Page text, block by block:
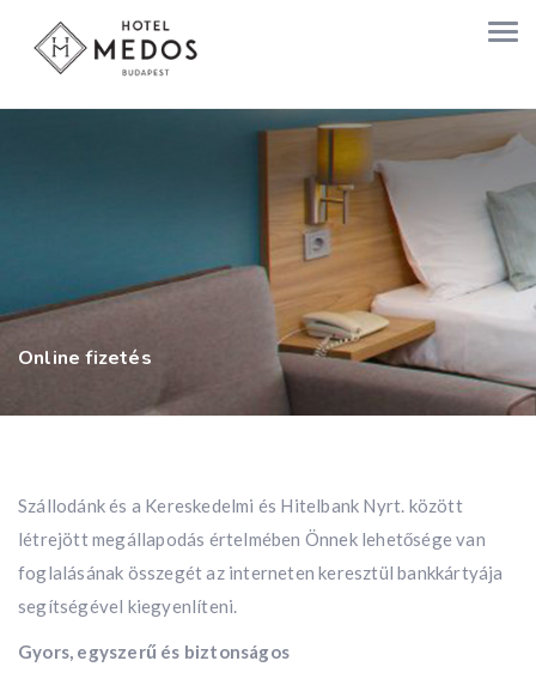
Online fizetés
Szállodánk és a Kereskedelmi és Hitelbank Nyrt. között
létrejött megállapodás értelmében Önnek lehetősége van
foglalásának összegét az interneten keresztül bankkártyája
segítségével kiegyenlíteni.
Gyors, egyszerű és biztonságos